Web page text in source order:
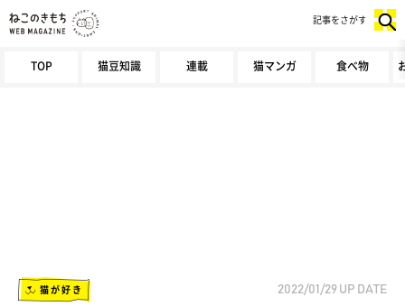
TOP 猫豆知識 連載 猫マンガ 食べ物
記事をさがす
猫が好き 2022/01/29 UP DATE